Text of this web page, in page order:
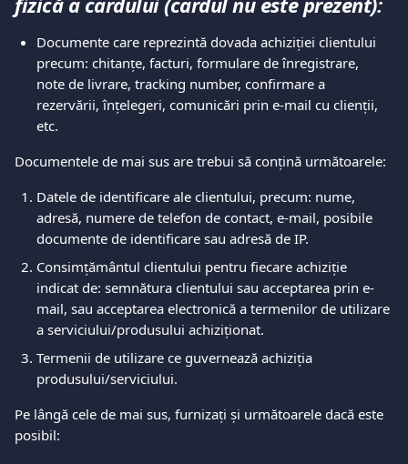
Documente care reprezintă dovada achiziției clientului
precum: chitanțe, facturi, formulare de înregistrare,
note de livrare, tracking number, confirmare a
rezervării, înțelegeri, comunicări prin e-mail cu clienții,
etc.
Documentele de mai sus are trebui să conțină următoarele:
Datele de identificare ale clientului, precum: nume,
adresă, numere de telefon de contact, e-mail, posibile
documente de identificare sau adresă de IP.
Consimțământul clientului pentru fiecare achiziție
indicat de: semnătura clientului sau acceptarea prin e-
mail, sau acceptarea electronică a termenilor de utilizare
a serviciului/produsului achiziționat.
Termenii de utilizare ce guvernează achiziția
produsului/serviciului.
Pe lângă cele de mai sus, furnizați și următoarele dacă este
posibil: